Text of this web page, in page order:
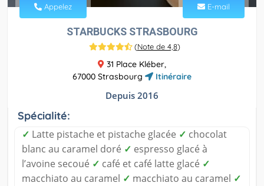
Appelez E-mail
STARBUCKS STRASBOURG
(Note de 4,8)
31 Place Kléber,
67000 Strasbourg
Itinéraire
Depuis 2016
Spécialité:
✓ Latte pistache et pistache glacée ✓ chocolat
blanc au caramel doré ✓ espresso glacé à
l’avoine secoué ✓ café et café latte glacé ✓
macchiato au caramel ✓ macchiato au caramel ✓